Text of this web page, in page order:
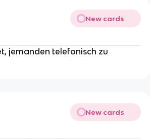
New cards
jemanden telefonisch zu
New cards